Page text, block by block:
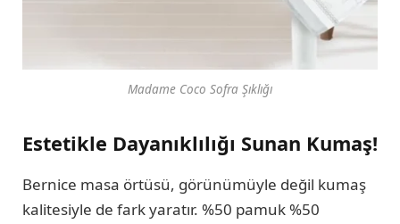
Madame Coco Sofra Şıklığı
Estetikle Dayanıklılığı Sunan Kumaş!
Bernice masa örtüsü, görünümüyle değil kumaş
kalitesiyle de fark yaratır. %50 pamuk %50